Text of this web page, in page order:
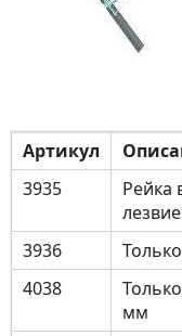
Артикул
3935
Рейка
3936
4038
мм